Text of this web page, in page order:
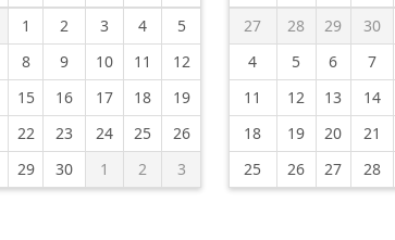
1 2 3 4
5
8 9 10 11
12
15 16 17 18
19
22 23 24 25
26
29 30 1 2 3
27
28 29 30
4
5 6 7
11
12 13 14
18
19 20 21
25
26 27 28